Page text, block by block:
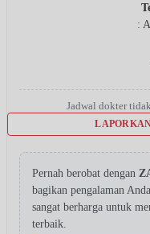
:
Jadwal dokter
Pernah berobat dengan
bagikan pengalaman
sangat berharga untuk
terbaik.